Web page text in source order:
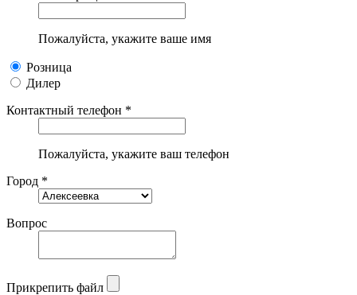
Пожалуйста, укажите ваше имя
Розница
Дилер
Контактный телефон *
Пожалуйста, укажите ваш телефон
Город *
Вопрос
Прикрепить файл